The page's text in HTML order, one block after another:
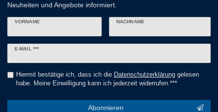
Neuheiten und Angebote informiert.
VORNAME NACHNAME
E-MAIL ***
Newsletter
Hiermit bestätige ich, dass ich die Daten­schutz­erklärunggelesen
habe. Meine Einwilligung kann ich jederzeit widerrufen.***
Abonnieren